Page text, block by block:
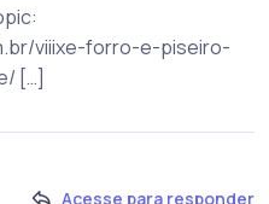
viiixe-forro-e-piseiro-
[…]
Acesse para responder